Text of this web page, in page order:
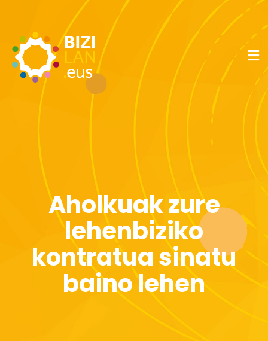
Aholkuak zure
lehenbiziko
kontratua sinatu
baino lehen